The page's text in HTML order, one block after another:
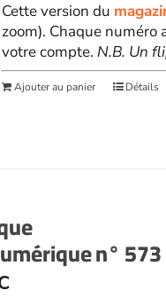
Cette version du
zoom). Chaque
votre compte. N.B. Un
Ajouter au panier Détails
n°